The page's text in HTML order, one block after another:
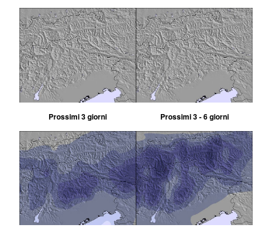
Prossimi 3 giorni Prossimi 3 - 6 giorni